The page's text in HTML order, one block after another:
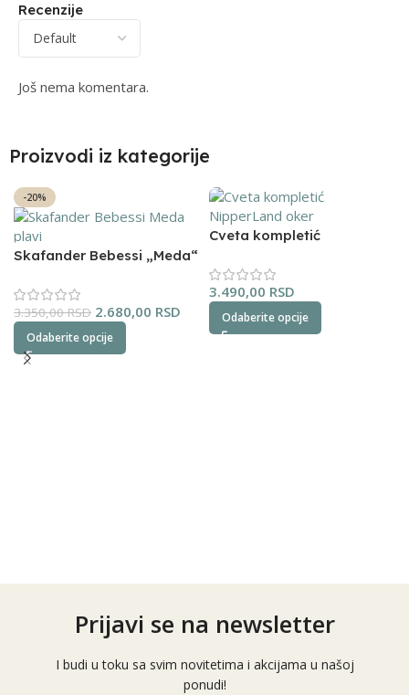
Recenzije
Još nema komentara.
Proizvodi iz kategorije
-20%
Skafander Bebessi „Meda“
3.350,00RSD 2.680,00 RSD
Odaberite opcije
Cveta kompletić
3.490,00 RSD
Odaberite opcije
Prijavi se na newsletter
I budi u toku sa svim novitetima i akcijama u našoj
ponudi!